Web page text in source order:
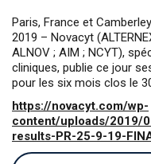
Paris, France et
2019 – Novacyt
ALNOV ; AIM ; NCYT),
cliniques, publie ce jour
pour les six mois clos le
https://novacyt.com/wp-
content/uploads/2019/
results-PR-25-9-19-